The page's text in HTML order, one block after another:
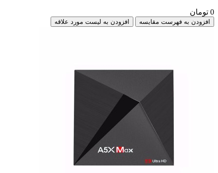
0 تومان
افزودن به فهرست مقایسه افزودن به لیست مورد علاقه